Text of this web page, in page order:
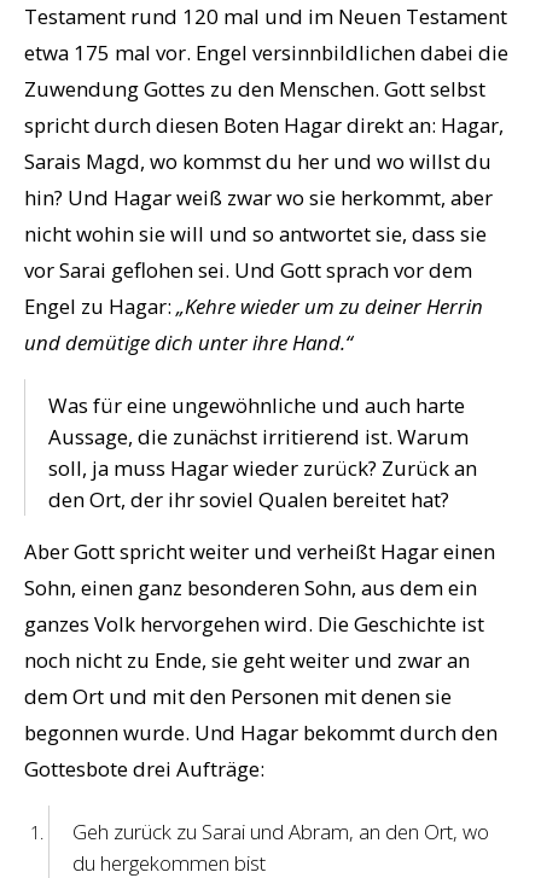
Testament rund 120 mal und im Neuen Testament
etwa 175 mal vor. Engel versinnbildlichen dabei die
Zuwendung Gottes zu den Menschen. Gott selbst
spricht durch diesen Boten Hagar direkt an: Hagar,
Sarais Magd, wo kommst du her und wo willst du
hin? Und Hagar weiß zwar wo sie herkommt, aber
nicht wohin sie will und so antwortet sie, dass sie
vor Sarai geflohen sei. Und Gott sprach vor dem
Engel zu Hagar: „Kehre wieder um zu deiner Herrin
und demütige dich unter ihre Hand.“
Was für eine ungewöhnliche und auch harte
Aussage, die zunächst irritierend ist. Warum
soll, ja muss Hagar wieder zurück? Zurück an
den Ort, der ihr soviel Qualen bereitet hat?
Aber Gott spricht weiter und verheißt Hagar einen
Sohn, einen ganz besonderen Sohn, aus dem ein
ganzes Volk hervorgehen wird. Die Geschichte ist
noch nicht zu Ende, sie geht weiter und zwar an
dem Ort und mit den Personen mit denen sie
begonnen wurde. Und Hagar bekommt durch den
Gottesbote drei Aufträge:
Geh zurück zu Sarai und Abram, an den Ort, wo
du hergekommen bist